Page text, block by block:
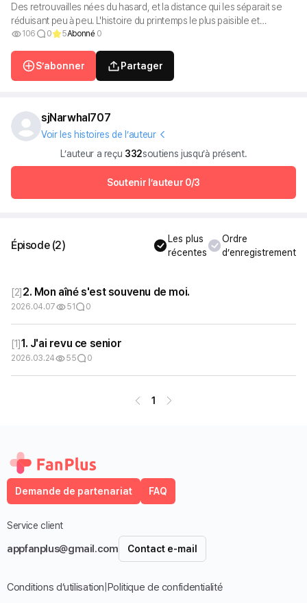
Des retrouvailles nées du hasard, et la distance qui les séparait se
réduisant peu à peu. L'histoire du printemps le plus paisible et
pourtant le plus intense de leurs vingt ans, où le cœur s'emballe au
106 0 5Abonné 0
S’abonner Partager
sjNarwhal707
Voir les histoires de l’auteur
L’auteur a reçu 332soutiens jusqu’à présent.
Soutenir l’auteur 0/3
Épisode(2)
Les plus
récentes
Ordre
d’enregistrement
[2] 2. Mon aîné s'est souvenu de moi.
2026.04.07 51 0
[1]1. J'ai revu ce senior
2026.03.24 55 0
1
Demande de partenariat FAQ
Service client
appfanplus@gmail.com Contact e-mail
Conditions d’utilisation Politique de confidentialité